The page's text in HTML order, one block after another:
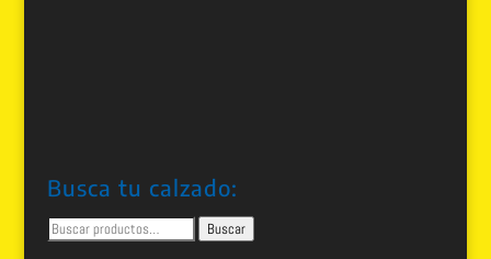
Busca tu calzado:
Buscar
por:
Buscar